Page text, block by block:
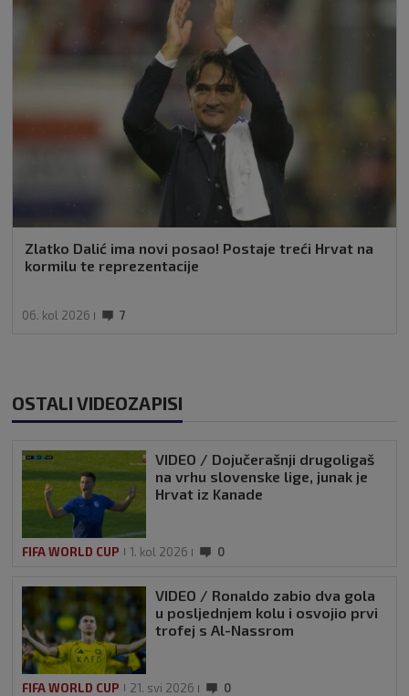
Zlatko Dalić ima novi posao! Postaje treći Hrvat na
kormilu te reprezentacije
06. kol 2026 7
OSTALI VIDEOZAPISI
VIDEO / Dojučerašnji drugoligaš
na vrhu slovenske lige, junak je
Hrvat iz Kanade
FIFA WORLD CUP 1. kol 2026 0
VIDEO / Ronaldo zabio dva gola
u posljednjem kolu i osvojio prvi
trofej s Al-Nassrom
FIFA WORLD CUP 21. svi 2026 0